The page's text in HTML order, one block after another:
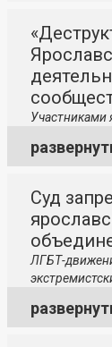
Участниками
Суд
ЛГБТ-